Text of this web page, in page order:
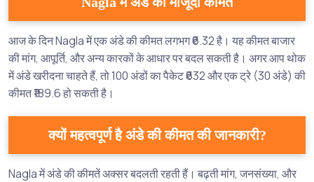
आज के दिन Nagla में एक अंडे की कीमत लगभग ₹6.32 है। यह कीमत बाजार
की मांग, आपूर्ति, और अन्य कारकों के आधार पर बदल सकती है। अगर आप थोक
में अंडे खरीदना चाहते हैं, तो 100 अंडों का पैकेट ₹632 और एक ट्रे (30 अंडे) की
कीमत ₹189.6 हो सकती है।
क्यों महत्वपूर्ण है अंडे की कीमत की जानकारी?
Nagla में अंडे की कीमतें अक्सर बदलती रहती हैं। बढ़ती मांग, जनसंख्या, और